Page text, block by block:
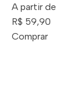
A partir de
R$ 59,90
Comprar